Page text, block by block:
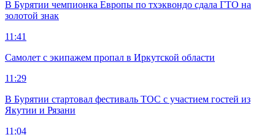
В Бурятии чемпионка Европы по тхэквондо сдала ГТО на
золотой знак
11:41
Самолет с экипажем пропал в Иркутской области
11:29
В Бурятии стартовал фестиваль ТОС с участием гостей из
Якутии и Рязани
11:04